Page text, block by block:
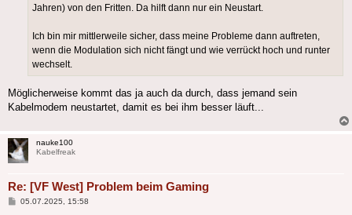
Jahren) von den Fritten. Da hilft dann nur ein Neustart.
Ich bin mir mittlerweile sicher, dass meine Probleme dann auftreten,
wenn die Modulation sich nicht fängt und wie verrückt hoch und runter
wechselt.
Möglicherweise kommt das ja auch da durch, dass jemand sein
Kabelmodem neustartet, damit es bei ihm besser läuft...
nauke100
Kabelfreak
Re: [VF West] Problem beim Gaming
Beitrag
05.07.2025, 15:58